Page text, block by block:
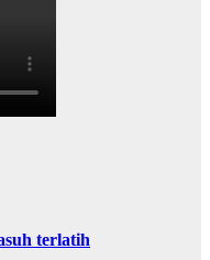
terlatih